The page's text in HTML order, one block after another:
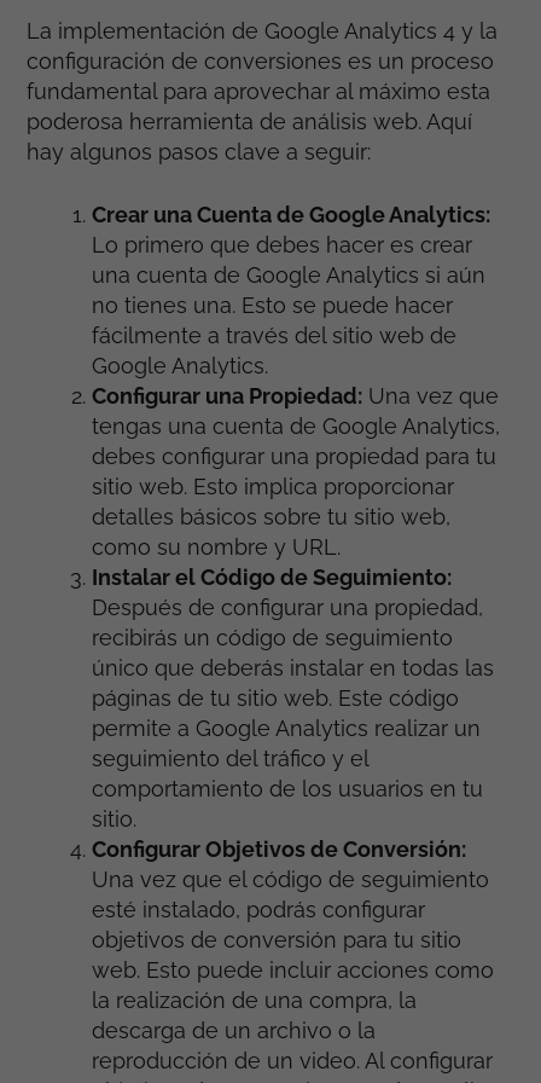
La implementación de Google Analytics 4 y la
configuración de conversiones es un proceso
fundamental para aprovechar al máximo esta
poderosa herramienta de análisis web. Aquí
hay algunos pasos clave a seguir:
Crear una Cuenta de Google Analytics:
Lo primero que debes hacer es crear
una cuenta de Google Analytics si aún
no tienes una. Esto se puede hacer
fácilmente a través del sitio web de
Google Analytics.
Configurar una Propiedad: Una vez que
tengas una cuenta de Google Analytics,
debes configurar una propiedad para tu
sitio web. Esto implica proporcionar
detalles básicos sobre tu sitio web,
como su nombre y URL.
Instalar el Código de Seguimiento:
Después de configurar una propiedad,
recibirás un código de seguimiento
único que deberás instalar en todas las
páginas de tu sitio web. Este código
permite a Google Analytics realizar un
seguimiento del tráfico y el
comportamiento de los usuarios en tu
sitio.
Configurar Objetivos de Conversión:
Una vez que el código de seguimiento
esté instalado, podrás configurar
objetivos de conversión para tu sitio
web. Esto puede incluir acciones como
la realización de una compra, la
descarga de un archivo o la
reproducción de un video. Al configurar